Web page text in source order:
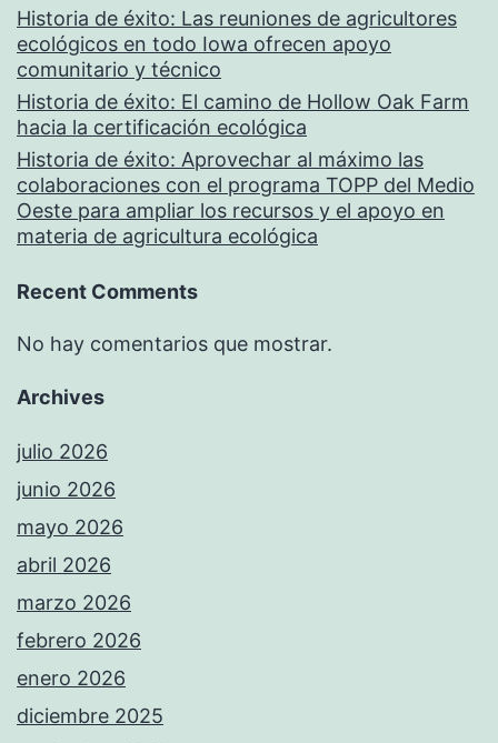
Historia de éxito: Las reuniones de agricultores
ecológicos en todo Iowa ofrecen apoyo
comunitario y técnico
Historia de éxito: El camino de Hollow Oak Farm
hacia la certificación ecológica
Historia de éxito: Aprovechar al máximo las
colaboraciones con el programa TOPP del Medio
Oeste para ampliar los recursos y el apoyo en
materia de agricultura ecológica
Recent Comments
No hay comentarios que mostrar.
Archives
julio 2026
junio 2026
mayo 2026
abril 2026
marzo 2026
febrero 2026
enero 2026
diciembre 2025